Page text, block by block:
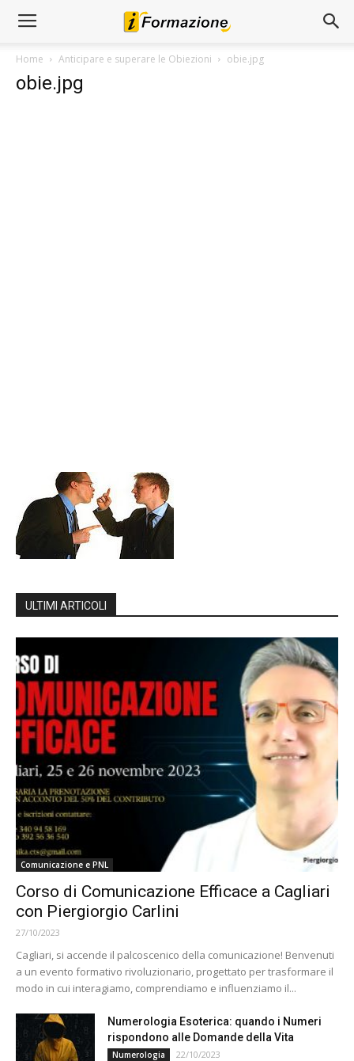
Home Anticipare e superare le Obiezioni obie.jpg
obie.jpg
ULTIMI ARTICOLI
Comunicazione e PNL
Corso di Comunicazione Efficace a Cagliari
con Piergiorgio Carlini
27/10/2023
Cagliari, si accende il palcoscenico della comunicazione! Benvenuti
a un evento formativo rivoluzionario, progettato per trasformare il
modo in cui interagiamo, comprendiamo e influenziamo il...
Numerologia Esoterica: quando i Numeri
rispondono alle Domande della Vita
Numerologia 22/10/2023